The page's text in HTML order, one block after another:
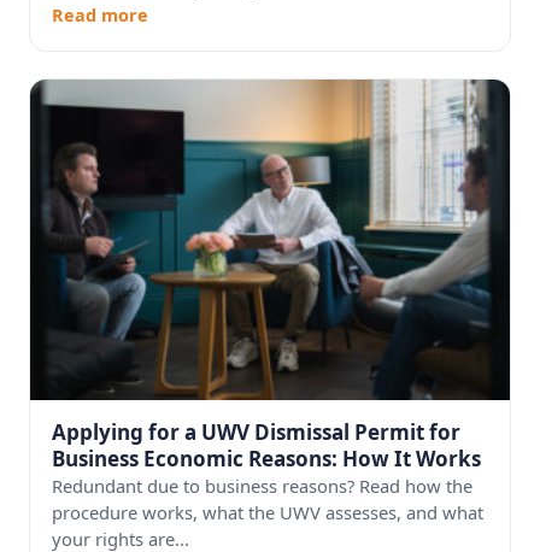
Read more
Applying for a UWV Dismissal Permit for
Business Economic Reasons: How It Works
Redundant due to business reasons? Read how the
procedure works, what the UWV assesses, and what
your rights are...